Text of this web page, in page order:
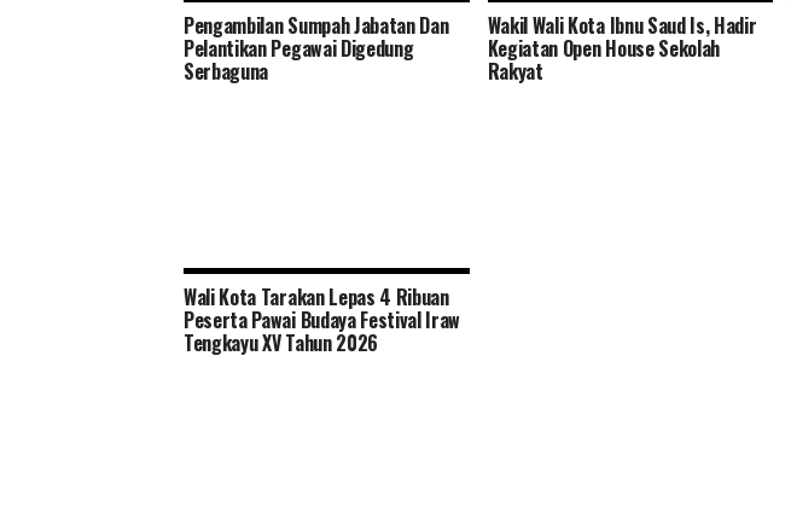
Pengambilan Sumpah Jabatan Dan
Pelantikan Pegawai Digedung
Serbaguna
Wakil Wali Kota Ibnu Saud Is, Hadir
Kegiatan Open House Sekolah
Rakyat
Wali Kota Tarakan Lepas 4 Ribuan
Peserta Pawai Budaya Festival Iraw
Tengkayu XV Tahun 2026